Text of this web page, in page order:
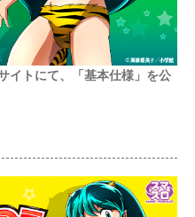
イトにて、「基本仕様」を公